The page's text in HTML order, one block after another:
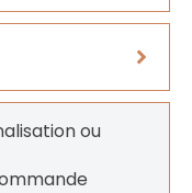
ou